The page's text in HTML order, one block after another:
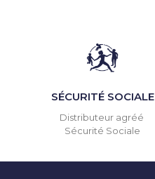
SÉCURITÉ SOCIALE
Distributeur agréé
Sécurité Sociale